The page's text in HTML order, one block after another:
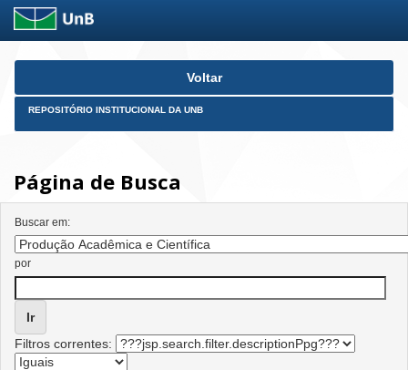
Skip
Voltar
REPOSITÓRIO INSTITUCIONAL DA UNB
Página de Busca
Buscar em:
por
Filtros correntes: